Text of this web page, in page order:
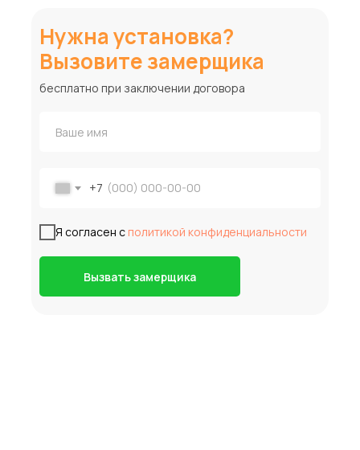
Нужна установка?
Вызовите замерщика
+7
Я согласен с политикой конфиденциальности
Вызвать замерщика
бесплатно при заключении договора